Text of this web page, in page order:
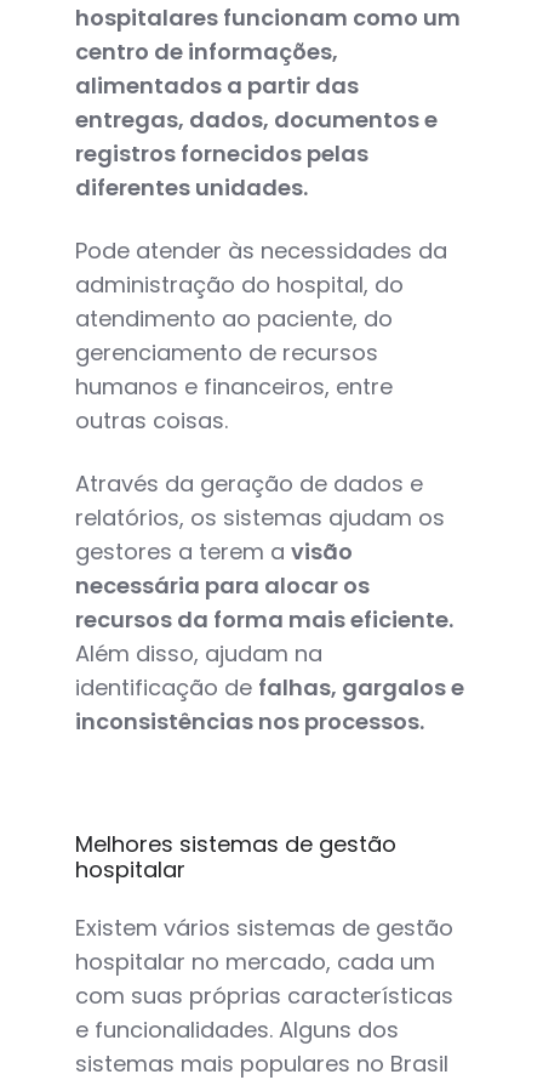
hospitalares funcionam como um
centro de informações,
alimentados a partir das
entregas, dados, documentos e
registros fornecidos pelas
diferentes unidades.
Pode atender às necessidades da
administração do hospital, do
atendimento ao paciente, do
gerenciamento de recursos
humanos e financeiros, entre
outras coisas.
Através da geração de dados e
relatórios, os sistemas ajudam os
gestores a terem a visão
necessária para alocar os
recursos da forma mais eficiente.
Além disso, ajudam na
identificação de falhas, gargalos e
inconsistências nos processos.
Melhores sistemas de gestão
hospitalar
Existem vários sistemas de gestão
hospitalar no mercado, cada um
com suas próprias características
e funcionalidades. Alguns dos
sistemas mais populares no Brasil